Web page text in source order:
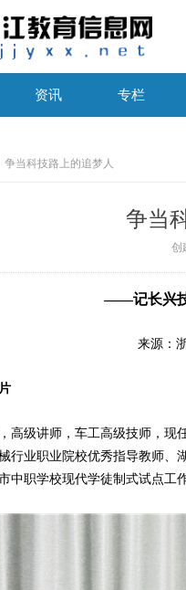
资讯 专栏
争当
——记长兴
来源：
高级讲师，车工高级技师，现
行业职业院校优秀指导教师、
中职学校现代学徒制式试点工
创
争当科技路上的追梦人